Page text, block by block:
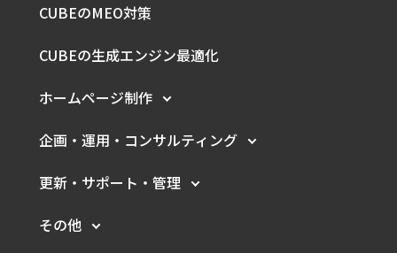
CUBEのMEO対策
CUBEの生成エンジン最適化
ホームページ制作
企画・運用・ コンサルティング
更新・サポート・管理
その他